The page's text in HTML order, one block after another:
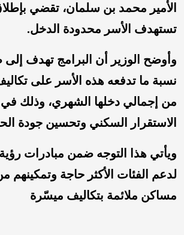
الأمير محمد بن سلمان، تقضي
تستهدف الأسر محدودة الدخل.
وأوضح الوزير أن البرامج تهدف إلى
من إجمالي دخلها الشهري، وذلك في
الاستقرار السكني وتحسين جودة
لدعم الفئات الأكثر حاجة
مساكن ملائمة بتكاليف ميسّرة